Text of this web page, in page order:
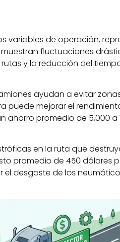
de operación,
muestran fluctuaciones
y la reducción del
ayudan a evitar
mejorar el
ahorro promedio de 5,000
en la ruta que
promedio de 450 dólares
desgaste de los